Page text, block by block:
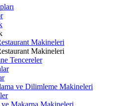
Makineleri
Makineleri
Tencereler
ve Dilimleme Makineleri
ve Makarna Makineleri